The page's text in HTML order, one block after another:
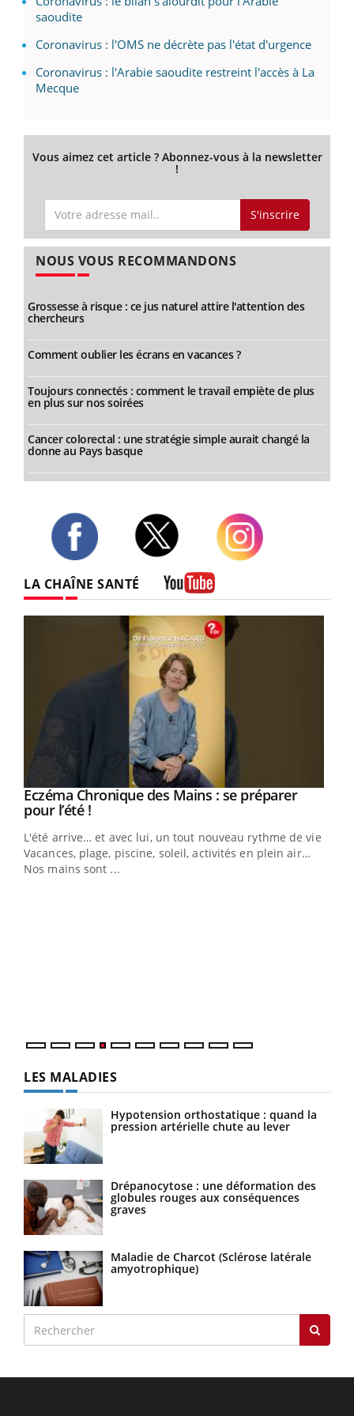
saoudite
Coronavirus : l'OMS ne décrète pas l'état d'urgence
Coronavirus : l'Arabie saoudite restreint l'accès à La
Mecque
Vous aimez cet article ? Abonnez-vous à la newsletter
!
S'inscrire
NOUS VOUS RECOMMANDONS
Grossesse à risque : ce jus naturel attire l'attention des
chercheurs
Comment oublier les écrans en vacances ?
Toujours connectés : comment le travail empiète de plus
en plus sur nos soirées
Cancer colorectal : une stratégie simple aurait changé la
donne au Pays basque
LA CHAÎNE SANTÉ
Youtube
Eczéma Chronique des Mains : se préparer
pour l’été !Youtube
L'été arrive… et avec lui, un tout nouveau rythme de vie !
Vacances, plage, piscine, soleil, activités en plein air…
Nos mains sont ...
LES MALADIES
Hypotension orthostatique : quand la
pression artérielle chute au lever
Drépanocytose : une déformation des
globules rouges aux conséquences
graves
Maladie de Charcot (Sclérose latérale
amyotrophique)